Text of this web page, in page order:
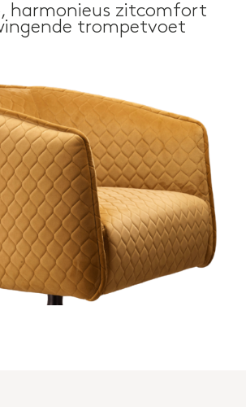
harmonieus zitcomfort
trompetvoet